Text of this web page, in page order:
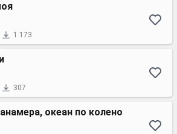
1 173
307
океан по колено